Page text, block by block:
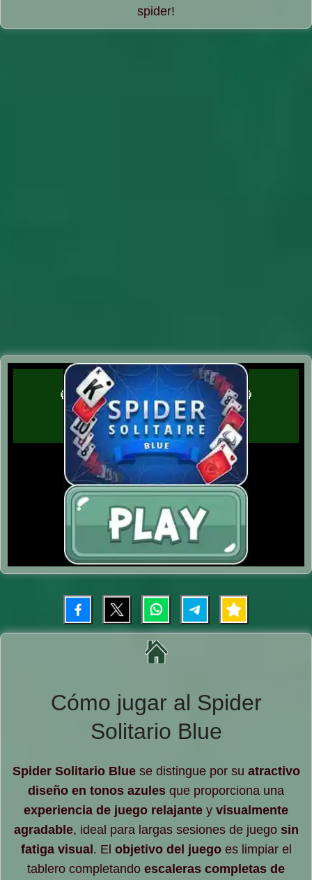
spider!
Cómo jugar al Spider
Solitario Blue
Spider Solitario Bluese distingue por su atractivo
diseño en tonos azules que proporciona una
experiencia de juego relajante y visualmente
agradable, ideal para largas sesiones de juego sin
fatiga visual. El objetivo del juegoes limpiar el
tablero completando escaleras completas de